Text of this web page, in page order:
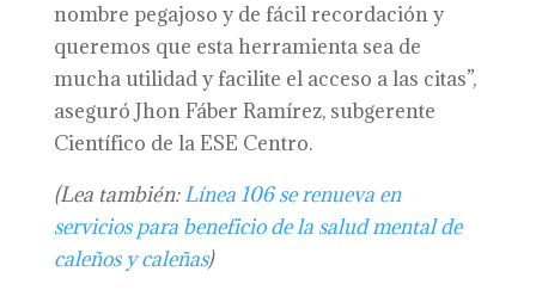
nombre pegajoso y de fácil recordación y
queremos que esta herramienta sea de
mucha utilidad y facilite el acceso a las citas”,
aseguró Jhon Fáber Ramírez, subgerente
Científico de la ESE Centro.
(Lea también:Línea 106 se renueva en
servicios para beneficio de la salud mental de
caleños y caleñas)